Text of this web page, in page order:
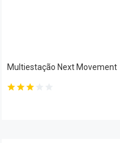
Multiestação Next Movement